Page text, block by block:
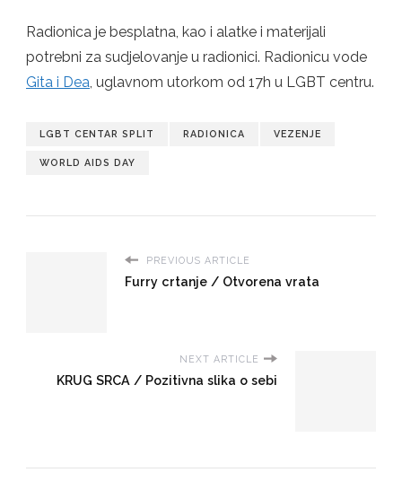
Radionica je besplatna, kao i alatke i materijali
potrebni za sudjelovanje u radionici. Radionicu vode
Gita i Dea, uglavnom utorkom od 17h u LGBT centru.
LGBT CENTAR SPLIT RADIONICA VEZENJE
WORLD AIDS DAY
PREVIOUS ARTICLE
Furry crtanje / Otvorena vrata
NEXT ARTICLE
KRUG SRCA / Pozitivna slika o sebi